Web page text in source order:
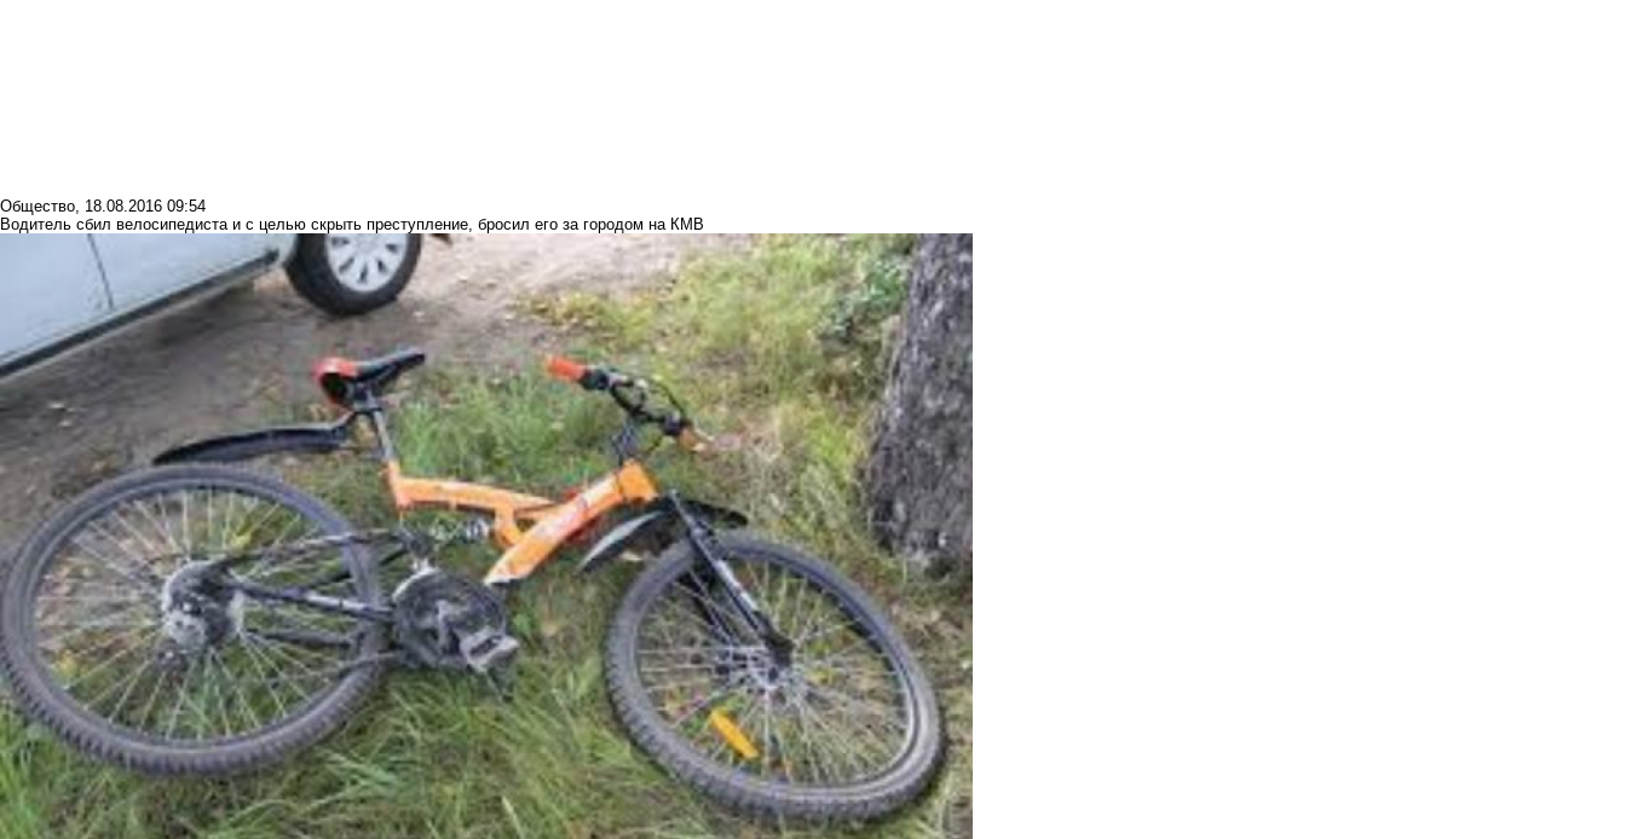
Общество, 18.08.2016 09:54
Водитель сбил велосипедиста и с целью скрыть преступление, бросил его за городом на КМВ